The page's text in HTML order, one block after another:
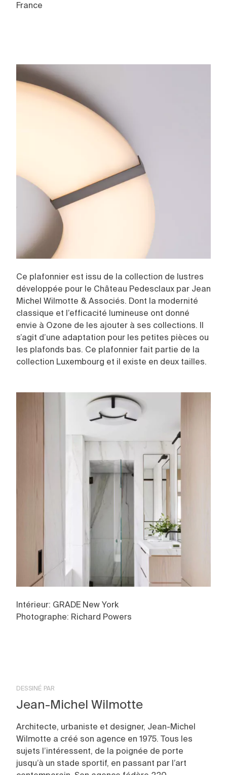
France
Ce plafonnier est issu de la collection de lustres
développée pour le Château Pedesclaux par Jean
Michel Wilmotte & Associés. Dont la modernité
classique et l’efficacité lumineuse ont donné
envie à Ozone de les ajouter à ses collections. Il
s’agit d’une adaptation pour les petites pièces ou
les plafonds bas. Ce plafonnier fait partie de la
collection Luxembourg et il existe en deux tailles.
Intérieur: GRADE New York
Photographe: Richard Powers
DESSINÉ PAR
Jean-Michel Wilmotte
Architecte, urbaniste et designer, Jean-Michel
Wilmotte a créé son agence en 1975. Tous les
sujets l’intéressent, de la poignée de porte
jusqu’à un stade sportif, en passant par l’art